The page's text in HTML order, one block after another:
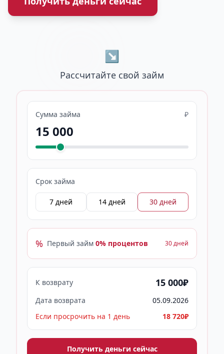
↘
Рассчитайте свой займ
Сумма займа ₽
15 000
Срок займа
7 дней 14 дней 30 дней
% Первый займ 0% процентов 30 дней
К возврату 15 000₽
Дата возврата
05.09.2026
Если просрочить на 1 день
18 720₽
Получить деньги сейчас